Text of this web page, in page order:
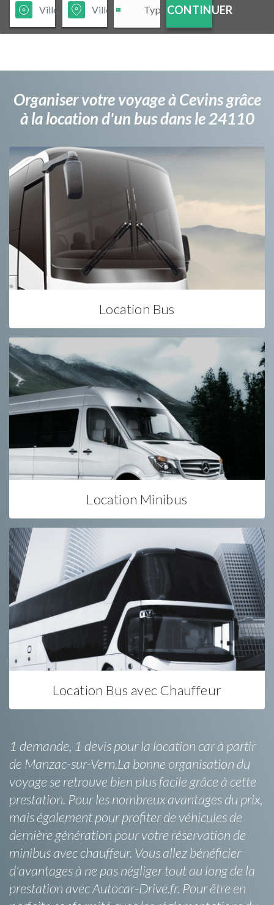
CONTINUER
Organiser votre voyage à Cevins grâce
à la location d'un bus dans le 24110
Location Bus
Location Minibus
Location Bus avec Chauffeur
1 demande, 1 devis pour la location car à partir
de Manzac-sur-Vern.La bonne organisation du
voyage se retrouve bien plus facile grâce à cette
prestation. Pour les nombreux avantages du prix,
mais également pour profiter de véhicules de
dernière génération pour votre réservation de
minibus avec chauffeur. Vous allez bénéficier
d'avantages à ne pas négliger tout au long de la
prestation avec Autocar-Drive.fr. Pour être en